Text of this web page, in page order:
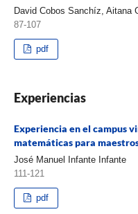
David Cobos Sanchíz, Aitana
87-107
pdf
Experiencias
Experiencia en el campus
matemáticas para
José Manuel Infante Infante
111-121
pdf